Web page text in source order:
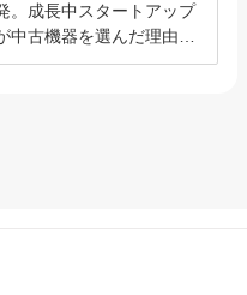
。成長中スタートアップ
中古機器を選んだ理由と
？